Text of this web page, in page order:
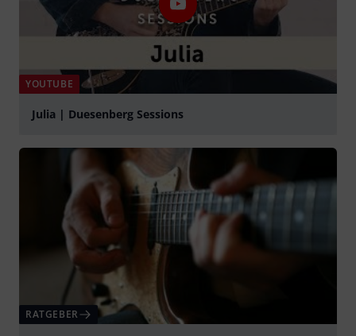
YOUTUBE
Julia | Duesenberg Sessions
RATGEBER